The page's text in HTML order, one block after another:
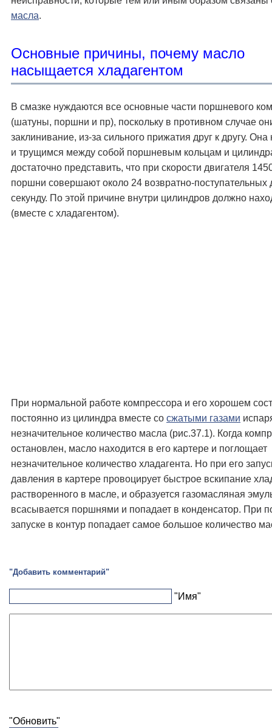
масла.
Основные причины, почему масло
насыщается хладагентом
В смазке нуждаются все основные части поршневого
(шатуны, поршни и пр), поскольку в противном случае
заклинивание, из-за сильного прижатия друг к другу.
и трущимся между собой поршневым кольцам и
достаточно представить, что при скорости двигателя
поршни совершают около 24 возвратно-поступательных
секунду. По этой причине внутри цилиндров должно
(вместе с хладагентом).
При нормальной работе компрессора и его хорошем
постоянно из цилиндра вместе со сжатыми газами
незначительное количество масла (рис.37.1). Когда
остановлен, масло находится в его картере и поглощает
незначительное количество хладагента. Но при его
давления в картере провоцирует быстрое вскипание
растворенного в масле, и образуется газомасляная
всасывается поршнями и попадает в конденсатор. При
запуске в контур попадает самое большое количество
"Добавить комментарий"
"Имя"
"Обновить"